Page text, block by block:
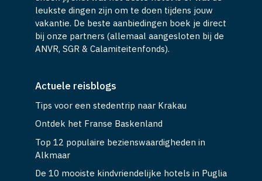
leukste dingen zijn om te doen tijdens jouw
vakantie. De beste aanbiedingen boek je direct
bij onze partners (allemaal aangesloten bij de
ANVR, SGR & Calamiteitenfonds).
Actuele reisblogs
Tips voor een stedentrip naar Krakau
Ontdek het Franse Baskenland
Top 12 populaire bezienswaardigheden in
Alkmaar
De 10 mooiste kindvriendelijke hotels in Puglia